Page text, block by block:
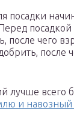
посадки
после чего
после
лучше всего
и навозный